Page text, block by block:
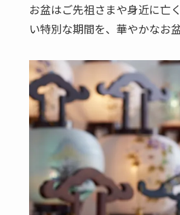
お盆はご先祖さまや身近に亡
い特別な期間を、華やかなお